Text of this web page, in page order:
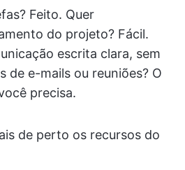
Feito. Quer
do projeto? Fácil.
escrita clara, sem
de e-mails ou reuniões? O
precisa.
de perto os recursos do